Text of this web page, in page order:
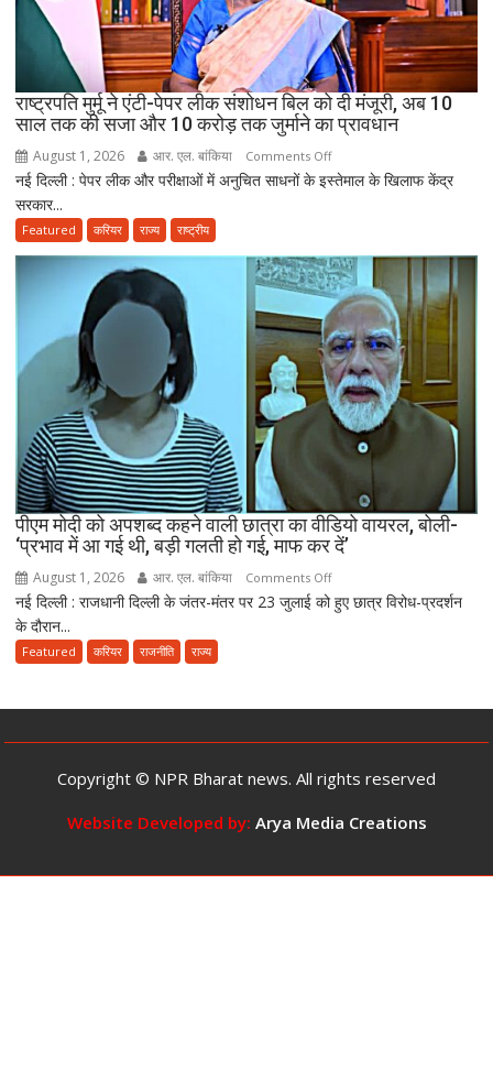
सकेंगे
PG,
उत्तराखंड
स्वास्थ्य
विभाग
ने
तैयार
की
राष्ट्रपति मुर्मू ने एंटी-पेपर लीक संशोधन बिल को दी मंजूरी, अब 10
साल तक की सजा और 10 करोड़ तक जुर्माने का प्रावधान
August 1, 2026 आर. एल. बांकिया Comments Offon
राष्ट्रपति
एंटी-
पेपर
लीक
संशोधन
बिल
को
दी
मंजूरी,
अब
10
तक
की
10
का
नई दिल्ली : पेपर लीक और परीक्षाओं में अनुचित साधनों के इस्तेमाल के खिलाफ केंद्र
सरकार...
Featured करियर राज्य राष्ट्रीय
पीएम मोदी को अपशब्द कहने वाली छात्रा का वीडियो वायरल, बोली-
‘प्रभाव में आ गई थी, बड़ी गलती हो गई, माफ कर दें’
August 1, 2026 आर. एल. बांकिया Comments Offon
पीएम
छात्रा
का
वीडियो
वायरल,
नई दिल्ली : राजधानी दिल्ली के जंतर-मंतर पर 23 जुलाई को हुए छात्र विरोध-प्रदर्शन
के दौरान...
Featured करियर राजनीति राज्य
Copyright © NPR Bharat news. All rights reserved
Website Developed by: Arya Media Creations